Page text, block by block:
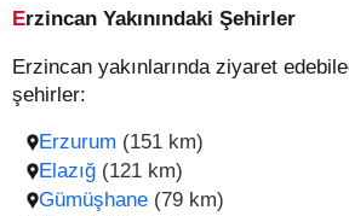
Erzincan Yakınındaki Şehirler
Erzincan yakınlarında ziyaret
şehirler:
Erzurum (151 km)
Elazığ (121 km)
Gümüşhane (79 km)